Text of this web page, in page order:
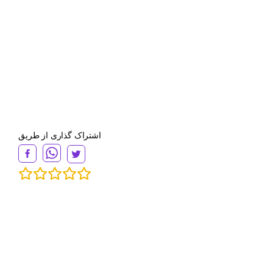
اشتراک گذاری از طریق